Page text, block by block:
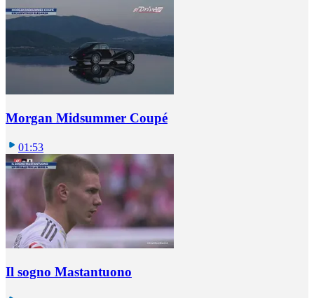
Morgan Midsummer Coupé
01:53
Il sogno Mastantuono